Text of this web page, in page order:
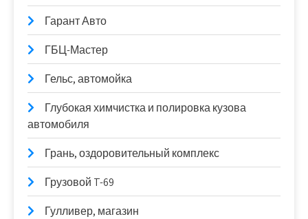
Гарант Авто
ГБЦ-Мастер
Гельс, автомойка
Глубокая химчистка и полировка кузова
автомобиля
Грань, оздоровительный комплекс
Грузовой T-69
Гулливер, магазин